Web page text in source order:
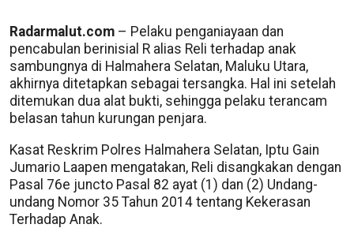
Radarmalut.com – Pelaku penganiayaan dan
pencabulan berinisial R alias Reli terhadap anak
sambungnya di Halmahera Selatan, Maluku Utara,
akhirnya ditetapkan sebagai tersangka. Hal ini setelah
ditemukan dua alat bukti, sehingga pelaku terancam
belasan tahun kurungan penjara.
Kasat Reskrim Polres Halmahera Selatan, Iptu Gain
Jumario Laapen mengatakan, Reli disangkakan dengan
Pasal 76e juncto Pasal 82 ayat (1) dan (2) Undang-
undang Nomor 35 Tahun 2014 tentang Kekerasan
Terhadap Anak.